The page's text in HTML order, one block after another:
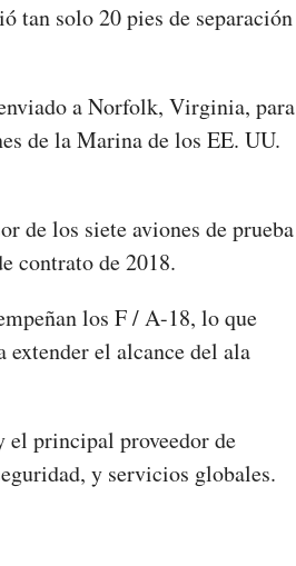
tan solo 20 pies de separación
a Norfolk, Virginia, para
de la Marina de los EE. UU.
de los siete aviones de prueba
contrato de 2018.
los F / A-18, lo que
extender el alcance del ala
el principal proveedor de
y servicios globales.